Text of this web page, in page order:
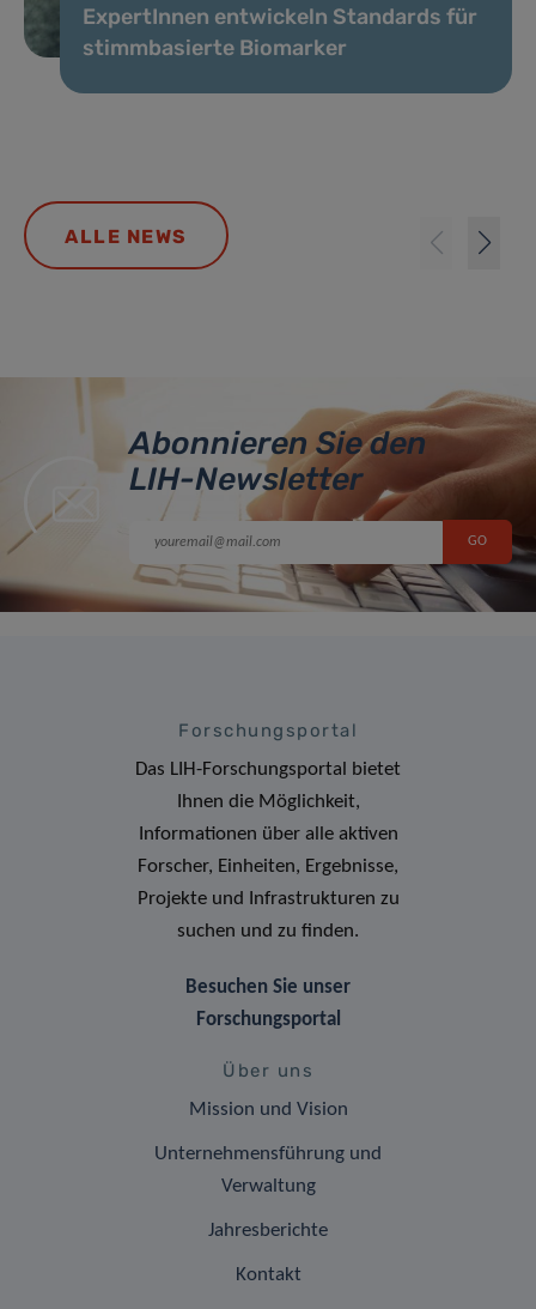
ExpertInnen entwickeln Standards für
stimmbasierte Biomarker
ALLE NEWS
Abonnieren Sie den
LIH-Newsletter
Forschungsportal
Das LIH-Forschungsportal bietet
Ihnen die Möglichkeit,
Informationen über alle aktiven
Forscher, Einheiten, Ergebnisse,
Projekte und Infrastrukturen zu
suchen und zu finden.
Besuchen Sie unser
Forschungsportal
Über uns
Mission und Vision
Unternehmensführung und
Verwaltung
Jahresberichte
Kontakt